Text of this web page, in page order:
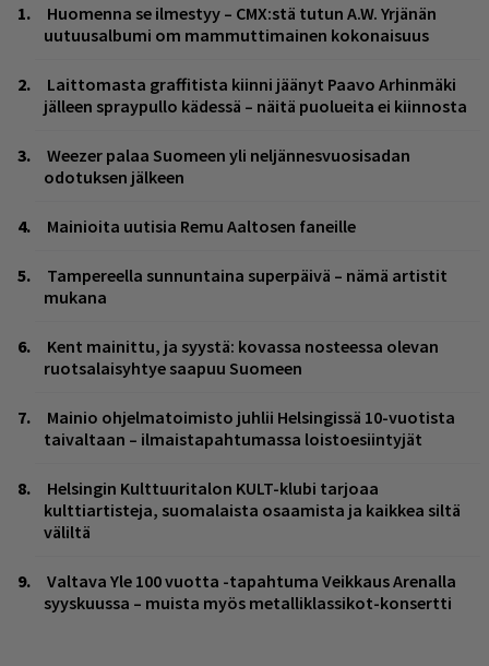
Huomenna se ilmestyy – CMX:stä tutun A.W. Yrjänän
uutuusalbumi om mammuttimainen kokonaisuus
Laittomasta graffitista kiinni jäänyt Paavo Arhinmäki
jälleen spraypullo kädessä – näitä puolueita ei kiinnosta
Weezer palaa Suomeen yli neljännesvuosisadan
odotuksen jälkeen
Mainioita uutisia Remu Aaltosen faneille
Tampereella sunnuntaina superpäivä – nämä artistit
mukana
Kent mainittu, ja syystä: kovassa nosteessa olevan
ruotsalaisyhtye saapuu Suomeen
Mainio ohjelmatoimisto juhlii Helsingissä 10-vuotista
taivaltaan – ilmaistapahtumassa loistoesiintyjät
Helsingin Kulttuuritalon KULT-klubi tarjoaa
kulttiartisteja, suomalaista osaamista ja kaikkea siltä
väliltä
Valtava Yle 100 vuotta -tapahtuma Veikkaus Arenalla
syyskuussa – muista myös metalliklassikot-konsertti